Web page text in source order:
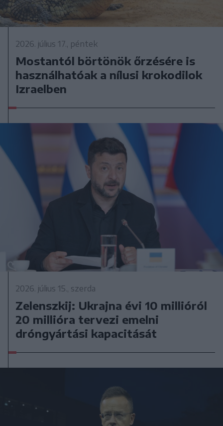
2026. július 17., péntek
Mostantól börtönök őrzésére is
használhatóak a nílusi krokodilok
Izraelben
2026. július 15., szerda
Zelenszkij: Ukrajna évi 10 millióról
20 millióra tervezi emelni
dróngyártási kapacitását